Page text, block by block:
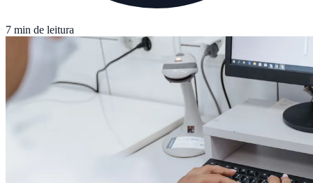
7 min de leitura